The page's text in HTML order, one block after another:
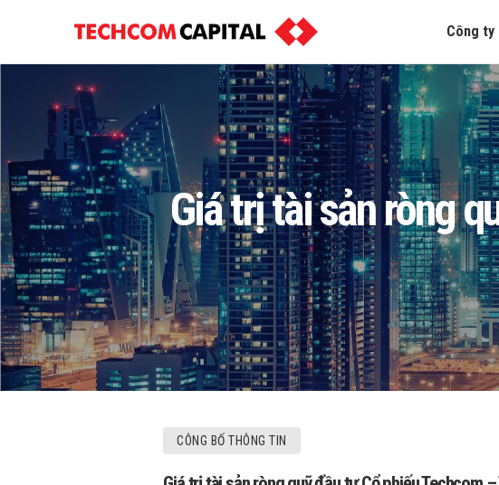
Công ty
Giá trị tài sản ròng
CÔNG BỐ THÔNG TIN